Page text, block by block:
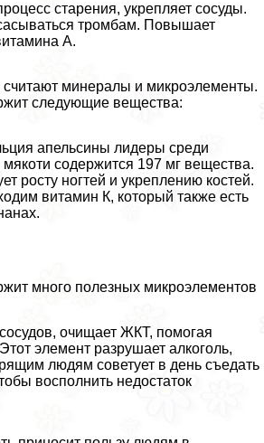
старения, укрепляет сосуды.
тромбам. Повышает
А.
минералы и микроэлементы.
следующие вещества:
апельсины лидеры среди
мякоти содержится 197 мг вещества.
росту ногтей и укреплению костей.
витамин К, который также есть
много полезных микроэлементов
очищает ЖКТ, помогая
элемент разрушает алкоголь,
людям советует в день съедать
восполнить недостаток